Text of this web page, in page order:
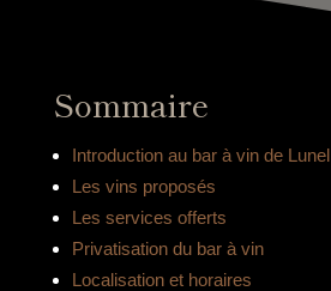
Sommaire
Introduction au bar à vin de Lunel
Les vins proposés
Les services offerts
Privatisation du bar à vin
Localisation et horaires